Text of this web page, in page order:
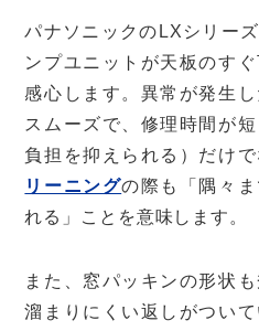
パナソニックのLXシリー
ンプユニットが天板のす
感心します。異常が発生
スムーズで、修理時間が
負担を抑えられる）だけ
リーニングの際も「隅々
れる」ことを意味します。
また、窓パッキンの形状
溜まりにくい返しがつい